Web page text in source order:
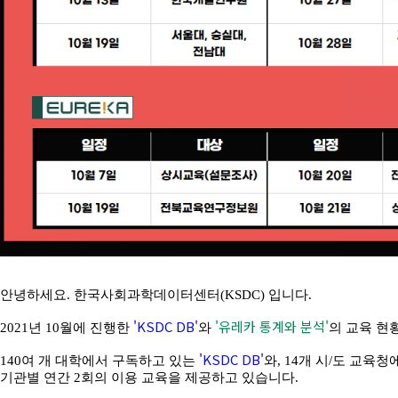
안녕하세요. 한국사회과학데이터센터(KSDC) 입니다.
2021년 10월에 진행한 'KSDC DB'와 '유레카 통계와 분석'의 교육 현
140여 개 대학에서 구독하고 있는 'KSDC DB'와, 14개 시/도 교육청
기관별 연간 2회의 이용 교육을 제공하고 있습니다.